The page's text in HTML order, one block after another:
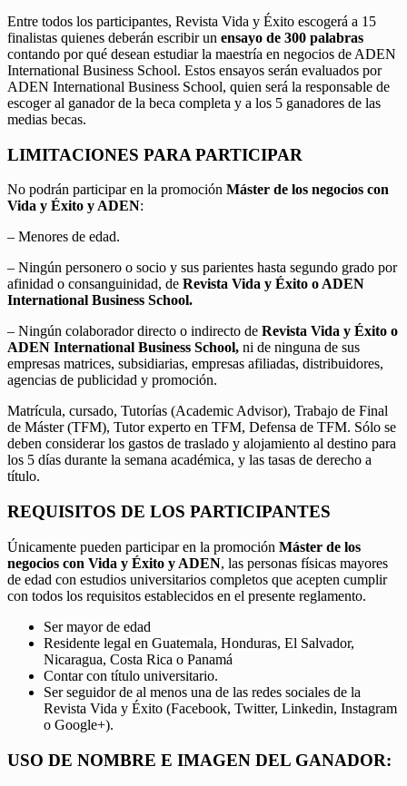
Entre todos los participantes, Revista Vida y Éxito escogerá a 15
finalistas quienes deberán escribir un ensayo de 300 palabras
contando por qué desean estudiar la maestría en negocios de ADEN
International Business School. Estos ensayos serán evaluados por
ADEN International Business School, quien será la responsable de
escoger al ganador de la beca completa y a los 5 ganadores de las
medias becas.
LIMITACIONES PARA PARTICIPAR
No podrán participar en la promoción Máster de los negocios con
Vida y Éxito y ADEN:
– Menores de edad.
– Ningún personero o socio y sus parientes hasta segundo grado por
afinidad o consanguinidad, de Revista Vida y Éxito o ADEN
International Business School.
– Ningún colaborador directo o indirecto de Revista Vida y Éxito o
ADEN International Business School, ni de ninguna de sus
empresas matrices, subsidiarias, empresas afiliadas, distribuidores,
agencias de publicidad y promoción.
Matrícula, cursado, Tutorías (Academic Advisor), Trabajo de Final
de Máster (TFM), Tutor experto en TFM, Defensa de TFM. Sólo se
deben considerar los gastos de traslado y alojamiento al destino para
los 5 días durante la semana académica, y las tasas de derecho a
título.
REQUISITOS DE LOS PARTICIPANTES
Únicamente pueden participar en la promoción Máster de los
negocios con Vida y Éxito y ADEN, las personas físicas mayores
de edad con estudios universitarios completos que acepten cumplir
con todos los requisitos establecidos en el presente reglamento.
Ser mayor de edad
Residente legal en Guatemala, Honduras, El Salvador,
Nicaragua, Costa Rica o Panamá
Contar con título universitario.
Ser seguidor de al menos una de las redes sociales de la
Revista Vida y Éxito (Facebook, Twitter, Linkedin, Instagram
o Google+).
USO DE NOMBRE E IMAGEN DEL GANADOR: